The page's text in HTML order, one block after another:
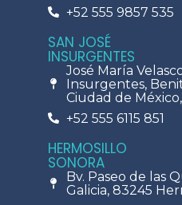
+52 555 9857 535
SAN JOSÉ
INSURGENTES
José María
Insurgentes,
Ciudad de
+52 555 6115 851
HERMOSILLO
SONORA
Bv. Paseo de las
Galicia, 83245